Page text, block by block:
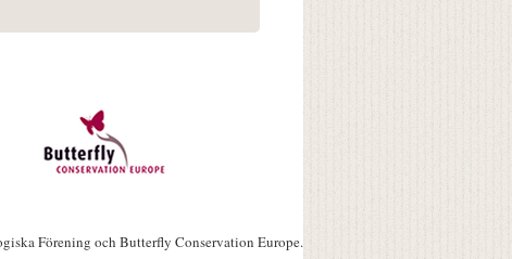
Förening och Butterfly Conservation Europe.